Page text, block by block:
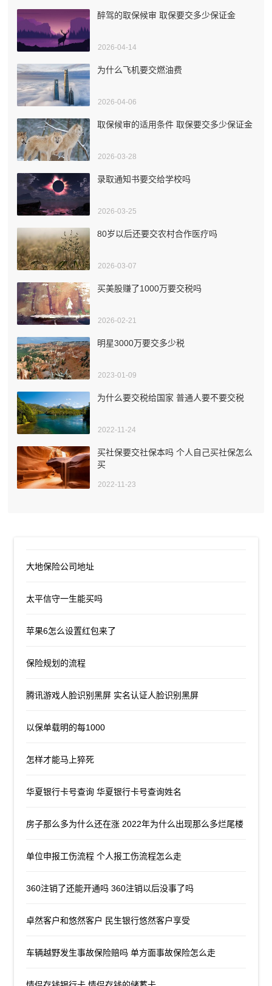
醉驾的取保候审 取保要交多少保证金
2026-04-14
为什么飞机要交燃油费
2026-04-06
取保候审的适用条件 取保要交多少保证金
2026-03-28
录取通知书要交给学校吗
2026-03-25
80岁以后还要交农村合作医疗吗
2026-03-07
买美股赚了1000万要交税吗
2026-02-21
明星3000万要交多少税
2023-01-09
为什么要交税给国家 普通人要不要交税
2022-11-24
买社保要交社保本吗 个人自己买社保怎么
买
2022-11-23
大地保险公司地址
太平信守一生能买吗
苹果6怎么设置红包来了
保险规划的流程
腾讯游戏人脸识别黑屏 实名认证人脸识别黑屏
以保单载明的每1000
怎样才能马上猝死
华夏银行卡号查询 华夏银行卡号查询姓名
房子那么多为什么还在涨 2022年为什么出现那么多烂尾楼
单位申报工伤流程 个人报工伤流程怎么走
360注销了还能开通吗 360注销以后没事了吗
卓然客户和悠然客户 民生银行悠然客户享受
车辆越野发生事故保险赔吗 单方面事故保险怎么走